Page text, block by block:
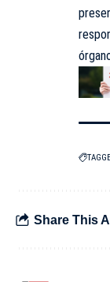
Share This